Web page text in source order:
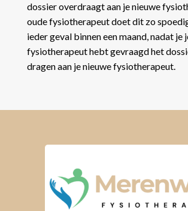
dossier overdraagt aan je nieuwe
oude fysiotherapeut doet dit zo
ieder geval binnen een maand, nadat je
fysiotherapeut hebt gevraagd het
dragen aan je nieuwe fysiotherapeut.